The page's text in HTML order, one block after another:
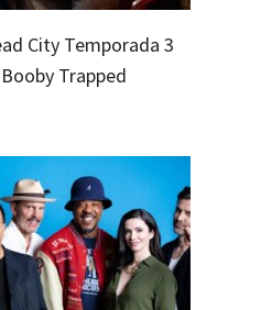
City Temporada 3
Trapped